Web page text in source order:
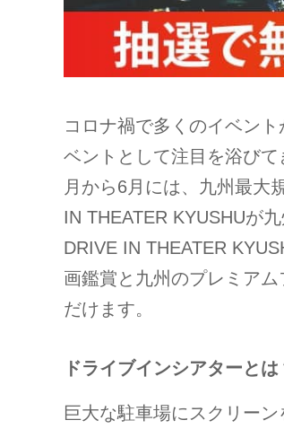
コロナ禍で多くのイベン
ベントとして注目を浴び
月から6月には、九州最大
IN THEATER KYUSHUが
DRIVE IN THEATER
画鑑賞と九州のプレミア
だけます。
ドライブインシアターとは
巨大な駐車場にスクリー